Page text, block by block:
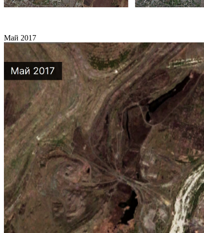
Май 2017